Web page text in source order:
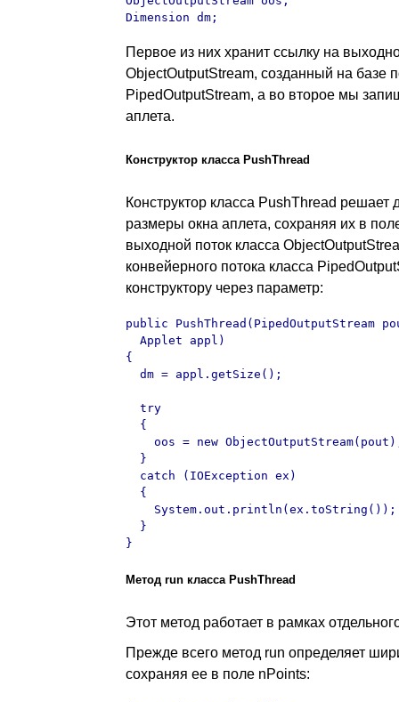
Dimension dm;
Первое из них хранит ссылку на
ObjectOutputStream, созданный на базе
PipedOutputStream, а во второе мы
аплета.
Конструктор класса PushThread
Конструктор класса PushThread решает
размеры окна аплета, сохраняя их в
выходной поток класса
конвейерного потока класса
конструктору через параметр:
public PushThread(PipedOutputStream
  Applet appl)
{
  dm = appl.getSize();
  try
  {
oos = new
  }
  catch (IOException ex)
  {
    System.out.println(ex.toString());
  }
}
Метод run класса PushThread
Этот метод работает в рамках
Прежде всего метод run определяет
сохраняя ее в поле nPoints: